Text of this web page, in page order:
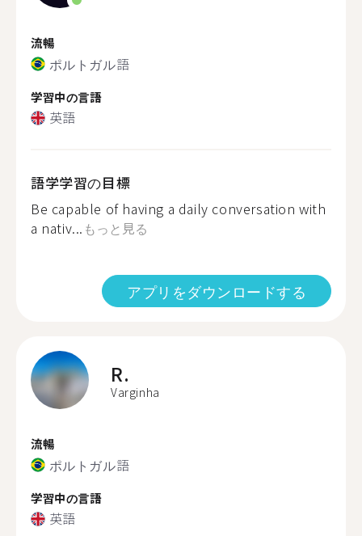
流暢
ポルトガル語
学習中の言語
英語
語学学習の目標
Be capable of having a daily conversation with
a nativ... もっと見る
アプリをダウンロードする
R.
Varginha
流暢
ポルトガル語
学習中の言語
英語